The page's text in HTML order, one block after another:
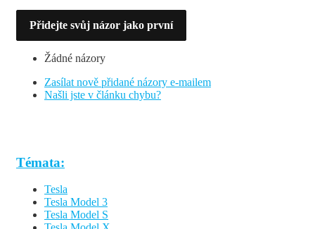
Přidejte svůj názor jako první
Žádné názory
Zasílat nově přidané názory e-mailem
Našli jste v článku chybu?
Témata:
Tesla
Tesla Model 3
Tesla Model S